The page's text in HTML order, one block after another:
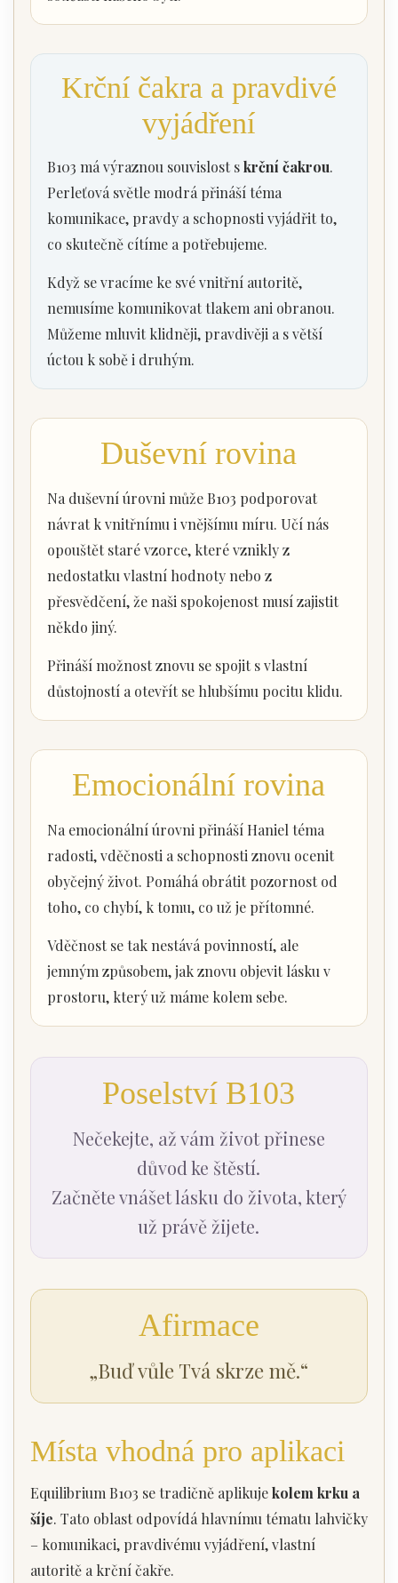
Krční čakra a pravdivé
vyjádření
B103 má výraznou souvislost skrční čakrou.
Perleťová světle modrá přináší téma
komunikace, pravdy a schopnosti vyjádřit to,
co skutečně cítíme a potřebujeme.
Když se vracíme ke své vnitřní autoritě,
nemusíme komunikovat tlakem ani obranou.
Můžeme mluvit klidněji, pravdivěji a s větší
úctou k sobě i druhým.
Duševní rovina
Na duševní úrovni může B103 podporovat
návrat k vnitřnímu i vnějšímu míru. Učí nás
opouštět staré vzorce, které vznikly z
nedostatku vlastní hodnoty nebo z
přesvědčení, že naši spokojenost musí zajistit
někdo jiný.
Přináší možnost znovu se spojit s vlastní
důstojností a otevřít se hlubšímu pocitu klidu.
Emocionální rovina
Na emocionální úrovni přináší Haniel téma
radosti, vděčnosti a schopnosti znovu ocenit
obyčejný život. Pomáhá obrátit pozornost od
toho, co chybí, k tomu, co už je přítomné.
Vděčnost se tak nestává povinností, ale
jemným způsobem, jak znovu objevit lásku v
prostoru, který už máme kolem sebe.
Poselství B103
Nečekejte, až vám život přinese
důvod ke štěstí.
Začněte vnášet lásku do života, který
už právě žijete.
Afirmace
„Buď vůle Tvá skrze mě.“
Místa vhodná pro aplikaci
Equilibrium B103 se tradičně aplikujekolem krku a
šíje. Tato oblast odpovídá hlavnímu tématu lahvičky
– komunikaci, pravdivému vyjádření, vlastní
autoritě a krční čakře.